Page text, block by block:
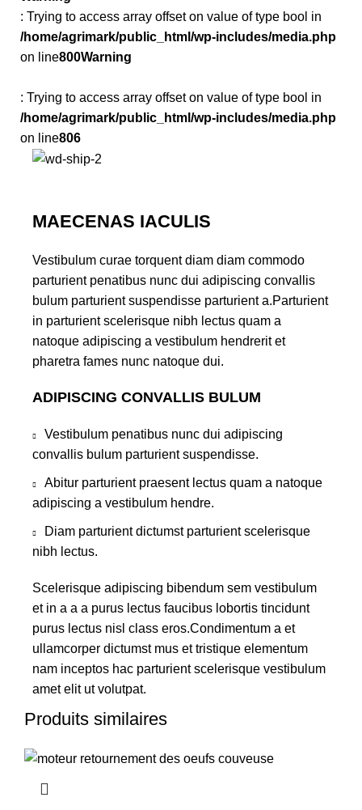
: Trying to access array offset on value of type bool in
/home/agrimark/public_html/wp-includes/media.php
on line800Warning
: Trying to access array offset on value of type bool in
/home/agrimark/public_html/wp-includes/media.php
on line806
MAECENAS IACULIS
Vestibulum curae torquent diam diam commodo
parturient penatibus nunc dui adipiscing convallis
bulum parturient suspendisse parturient a.Parturient
in parturient scelerisque nibh lectus quam a
natoque adipiscing a vestibulum hendrerit et
pharetra fames nunc natoque dui.
ADIPISCING CONVALLIS BULUM
Vestibulum penatibus nunc dui adipiscing
convallis bulum parturient suspendisse.
Abitur parturient praesent lectus quam a natoque
adipiscing a vestibulum hendre.
Diam parturient dictumst parturient scelerisque
nibh lectus.
Scelerisque adipiscing bibendum sem vestibulum
et in a a a purus lectus faucibus lobortis tincidunt
purus lectus nisl class eros.Condimentum a et
ullamcorper dictumst mus et tristique elementum
nam inceptos hac parturient scelerisque vestibulum
amet elit ut volutpat.
Produits similaires